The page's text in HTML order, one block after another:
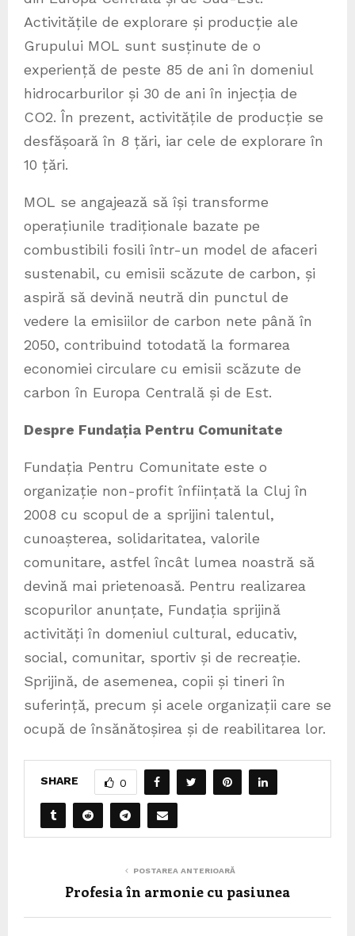
Activitățile de explorare și producție ale
Grupului MOL sunt susținute de o
experiență de peste 85 de ani în domeniul
hidrocarburilor și 30 de ani în injecția de
CO2. În prezent, activitățile de producție se
desfășoară în 8 țări, iar cele de explorare în
10 țări.
MOL se angajează să își transforme
operațiunile tradiționale bazate pe
combustibili fosili într-un model de afaceri
sustenabil, cu emisii scăzute de carbon, și
aspiră să devină neutră din punctul de
vedere la emisiilor de carbon nete până în
2050, contribuind totodată la formarea
economiei circulare cu emisii scăzute de
carbon în Europa Centrală și de Est.
Despre Fundația Pentru Comunitate
Fundația Pentru Comunitate este o
organizație non-profit înființată la Cluj în
2008 cu scopul de a sprijini talentul,
cunoașterea, solidaritatea, valorile
comunitare, astfel încât lumea noastră să
devină mai prietenoasă. Pentru realizarea
scopurilor anunțate, Fundația sprijină
activități în domeniul cultural, educativ,
social, comunitar, sportiv și de recreație.
Sprijină, de asemenea, copii și tineri în
suferință, precum și acele organizații care se
ocupă de însănătoșirea și de reabilitarea lor.
SHARE 0
POSTAREA ANTERIOARĂ
Profesia în armonie cu pasiunea